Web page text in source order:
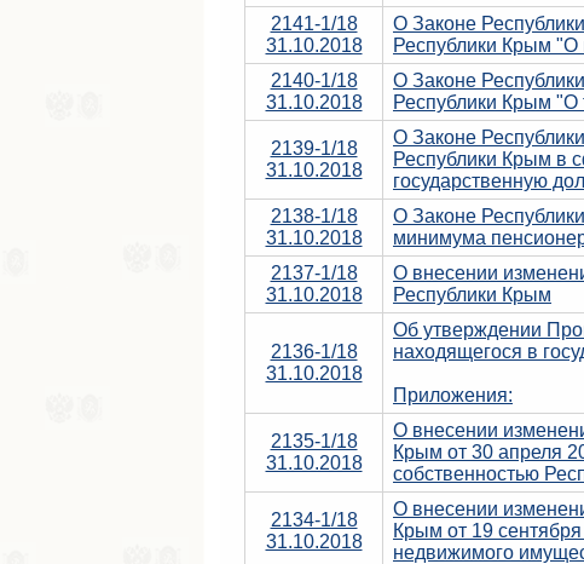
2141-1/18
31.10.2018
О Законе
Республики Крым "О
2140-1/18
31.10.2018
О Законе
Республики Крым "О
2139-1/18
31.10.2018
О Законе
Республики Крым в
государственную
2138-1/18
31.10.2018
О Законе
минимума
2137-1/18
31.10.2018
О внесении
Республики Крым
2136-1/18
31.10.2018
Об утверждении
находящегося в
Приложения:
2135-1/18
31.10.2018
О внесении
Крым от 30 апреля
собственностью
2134-1/18
31.10.2018
О внесении
Крым от 19
недвижимого